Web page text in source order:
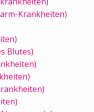
Krankheiten)
Blutes)